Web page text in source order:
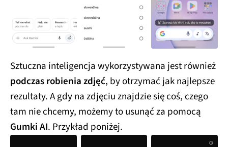
Sztuczna inteligencja wykorzystywana jest również
podczas robienia zdjęć, by otrzymać jak najlepsze
rezultaty. A gdy na zdjęciu znajdzie się coś, czego
tam nie chcemy, możemy to usunąć za pomocą
Gumki AI. Przykład poniżej.